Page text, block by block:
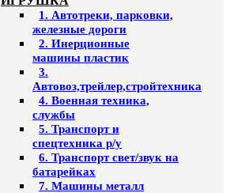
1. Автотреки, парковки,
железные дороги
2. Инерционные
машины пластик
3.
Автовоз,трейлер,стройтехника
4. Военная техника,
службы
5. Транспорт и
спецтехника р/у
6. Транспорт свет/звук на
батарейках
7. Машины металл